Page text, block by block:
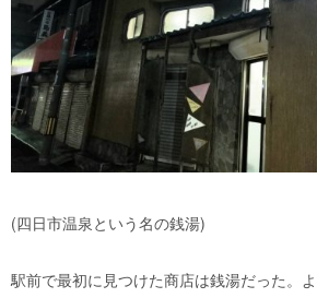
(四日市温泉という名の銭湯)
駅前で最初に見つけた商店は銭湯だった。